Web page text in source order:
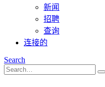
新闻
招聘
查询
连接的
Search